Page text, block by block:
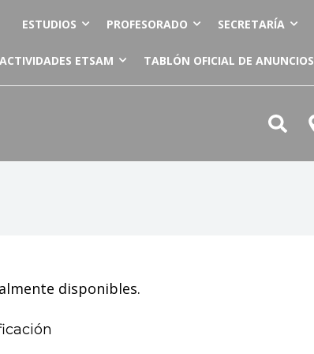
ESTUDIOS PROFESORADO SECRETARÍA
ACTIVIDADES ETSAM TABLÓN OFICIAL DE ANUNCIOS
disponibles.